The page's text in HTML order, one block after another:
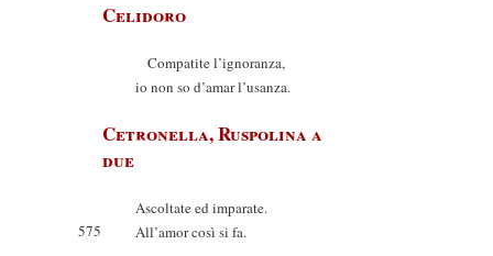
Celidoro
Compatite l’ignoranza,
io non so d’amar l’usanza.
Cetronella, Ruspolina a
due
Ascoltate ed imparate.
575
All’amor così si fa.